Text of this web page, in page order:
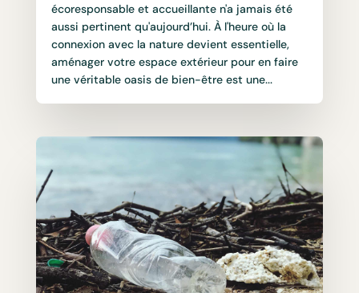
écoresponsable et accueillante n'a jamais été
aussi pertinent qu'aujourd’hui. À l'heure où la
connexion avec la nature devient essentielle,
aménager votre espace extérieur pour en faire
une véritable oasis de bien-être est une...